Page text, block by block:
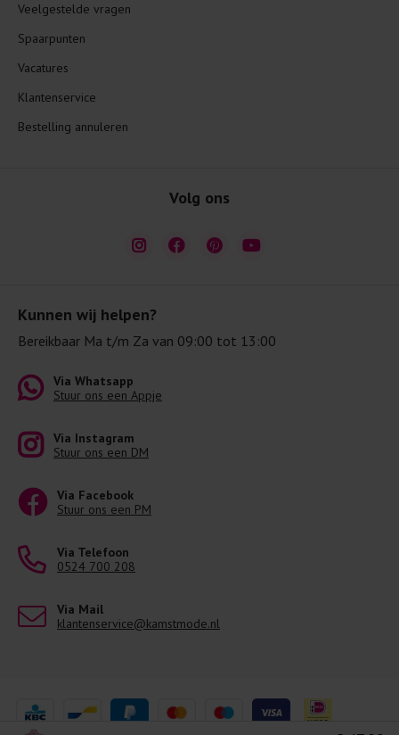
Kunnen wij helpen?
Bereikbaar Ma t/m Za van 09:00 tot 13:00
Via Whatsapp
Stuur ons een Appje
Via Instagram
Stuur ons een DM
Via Facebook
Stuur ons een PM
Via Telefoon
0524 700 208
Via Mail
klantenservice@kamstmode.nl
Veelgestelde vragen
Spaarpunten
Vacatures
Klantenservice
Bestelling annuleren
Volg ons